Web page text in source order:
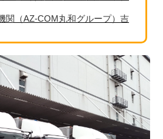
関（AZ-COM丸和グループ）吉